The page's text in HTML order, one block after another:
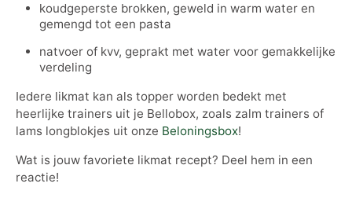
koudgeperste brokken, geweld in warm water en
gemengd tot een pasta
natvoer of kvv, geprakt met water voor gemakkelijke
verdeling
Iedere likmat kan als topper worden bedekt met
heerlijke trainers uit je Bellobox, zoals zalm trainers of
lams longblokjes uit onze Beloningsbox!
Wat is jouw favoriete likmat recept? Deel hem in een
reactie!